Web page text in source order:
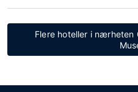
Flere hoteller i nærheten